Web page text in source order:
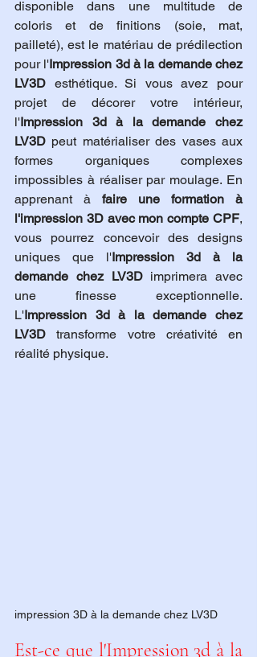
disponible dans une multitude de
coloris et de finitions (soie, mat,
pailleté), est le matériau de prédilection
pour l'Impression 3d à la demande chez
LV3D esthétique. Si vous avez pour
projet de décorer votre intérieur,
l'Impression 3d à la demande chez
LV3D peut matérialiser des vases aux
formes organiques complexes
impossibles à réaliser par moulage. En
apprenant à faire une formation à
l'impression 3D avec mon compte CPF,
vous pourrez concevoir des designs
uniques que l'Impression 3d à la
demande chez LV3D imprimera avec
une finesse exceptionnelle.
L'Impression 3d à la demande chez
LV3D transforme votre créativité en
réalité physique.
impression 3D à la demande chez LV3D
Est-ce que l'Impression 3d à la